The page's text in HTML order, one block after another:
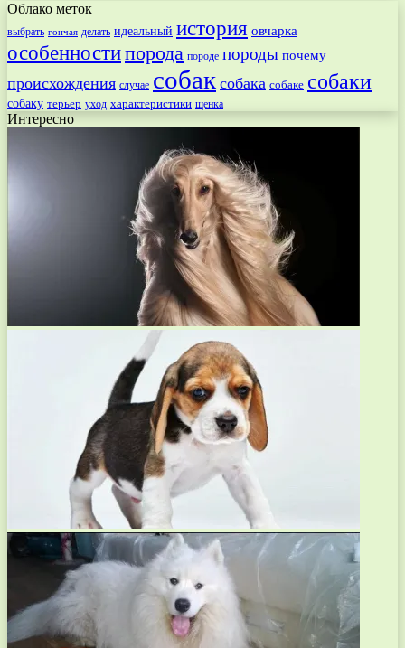
Облако меток
выбрать гончая делать идеальный история овчарка
особенностипорода породе породы почему
происхождения случае собак собака собаке собаки
собаку терьер уход характеристики щенка
Интересно